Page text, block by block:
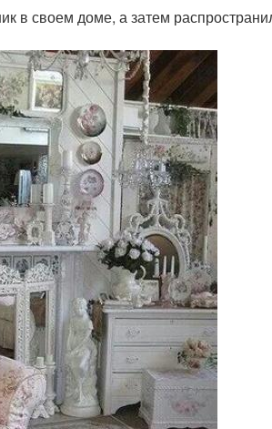
в своем доме, а затем